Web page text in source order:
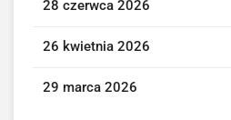
28 czerwca 2026
26 kwietnia 2026
29 marca 2026